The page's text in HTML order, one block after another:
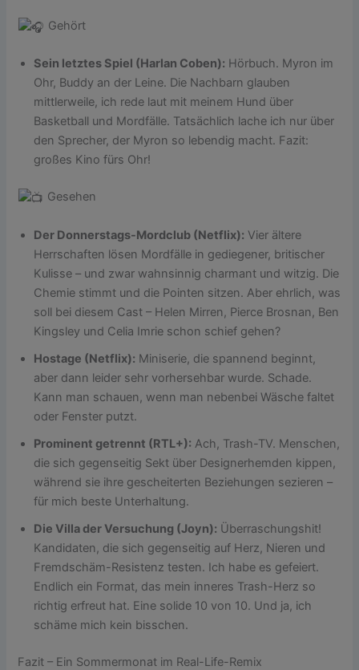
Gehört
Sein letztes Spiel (Harlan Coben): Hörbuch. Myron im
Ohr, Buddy an der Leine. Die Nachbarn glauben
mittlerweile, ich rede laut mit meinem Hund über
Basketball und Mordfälle. Tatsächlich lache ich nur über
den Sprecher, der Myron so lebendig macht. Fazit:
großes Kino fürs Ohr!
Gesehen
Der Donnerstags-Mordclub (Netflix): Vier ältere
Herrschaften lösen Mordfälle in gediegener, britischer
Kulisse – und zwar wahnsinnig charmant und witzig. Die
Chemie stimmt und die Pointen sitzen. Aber ehrlich, was
soll bei diesem Cast – Helen Mirren, Pierce Brosnan, Ben
Kingsley und Celia Imrie schon schief gehen?
Hostage (Netflix): Miniserie, die spannend beginnt,
aber dann leider sehr vorhersehbar wurde. Schade.
Kann man schauen, wenn man nebenbei Wäsche faltet
oder Fenster putzt.
Prominent getrennt (RTL+): Ach, Trash-TV. Menschen,
die sich gegenseitig Sekt über Designerhemden kippen,
während sie ihre gescheiterten Beziehungen sezieren –
für mich beste Unterhaltung.
Die Villa der Versuchung (Joyn): Überraschungshit!
Kandidaten, die sich gegenseitig auf Herz, Nieren und
Fremdschäm-Resistenz testen. Ich habe es gefeiert.
Endlich ein Format, das mein inneres Trash-Herz so
richtig erfreut hat. Eine solide 10 von 10. Und ja, ich
schäme mich kein bisschen.
Fazit – Ein Sommermonat im Real-Life-Remix